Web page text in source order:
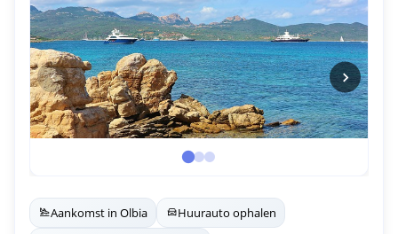
Aankomst in Olbia
Huurauto ophalen